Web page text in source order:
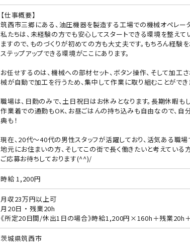
【仕事概要】
筑西市三郷にある、油圧機器を製造する工場での機械オペレー
私たちは、未経験の方でも安心してスタートできる環境を整え
ますので、ものづくりが初めての方も大丈夫です。もちろん経験
ステップアップできる環境がここにあります。
お任せするのは、機械への部材セット、ボタン操作、そして加工
械が自動で加工を行うため、集中して作業に取り組むことができ
職場は、日勤のみで、土日祝日はお休みとなります。長期休暇も
作業着での通勤もOK、お昼ごはんの持ち込みも自由なので、自
典も！
現在、20代～40代の男性スタッフが活躍しており、活気ある職場
地元にお住まいの方、そしてこの街で長く働きたいと考えている
ご応募お待ちしております(^^)/
時給 1,200円
月収23万円以上可
月20日 ・ 残業20h
《所定20日間/休出1日の場合》時給1,200円×160h＋残業20h
茨城県筑西市